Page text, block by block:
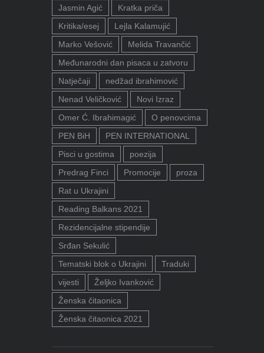
Jasmin Agić
Kratka priča
Kritika/esej
Lejla Kalamujić
Marko Vešović
Melida Travančić
Međunarodni dan pisaca u zatvoru
Natječaji
nedžad ibrahimović
Nenad Veličković
Novi Izraz
Omer Ć. Ibrahimagić
O penovcima
PEN BiH
PEN INTERNATIONAL
Pisci u gostima
poezija
Predrag Finci
Promocije
proza
Rat u Ukrajini
Reading Balkans 2021
Rezidencijalne stipendije
Srđan Sekulić
Tematski blok o Ukrajini
Traduki
vijesti
Željko Ivanković
Ženska čitaonica
Ženska čitaonica 2021